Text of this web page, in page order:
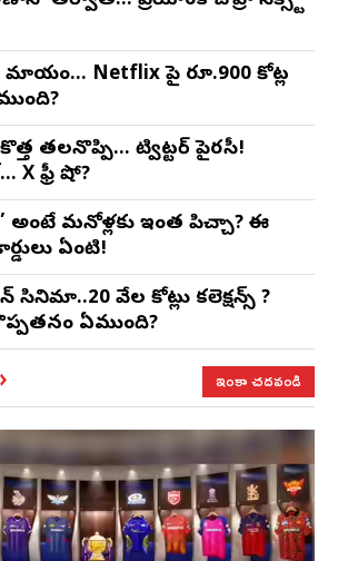
మాయం… Netflix పై రూ.900 కోట్ల
తలనొప్పి… ట్విట్టర్ పైరసీ!
ఫ్రీ షో?
అంటే మనోళ్లకు ఇంత పిచ్చా? ఈ
ఏంటి!
వేల కోట్లు కలెక్షన్స్ ?
ఏముంది?
ఇంకా చదవండి